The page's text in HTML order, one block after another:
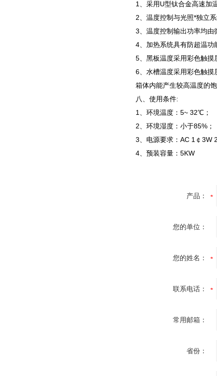
1、采用U型钛合金高速加
2、温度控制与光照*独立
3、温度控制输出功率均
4、加热系统具有防超温功
5、黑板温度采用彩色触
6、水槽温度采用彩色触
箱体内能产生较高温度的
八、使用条件:
1、环境温度：5~ 32℃；
2、环境湿度：小于85%；
3、电源要求：AC 1￠3W
4、预装容量：5KW
产品：
您的单位：
您的姓名：
联系电话：
常用邮箱：
省份：